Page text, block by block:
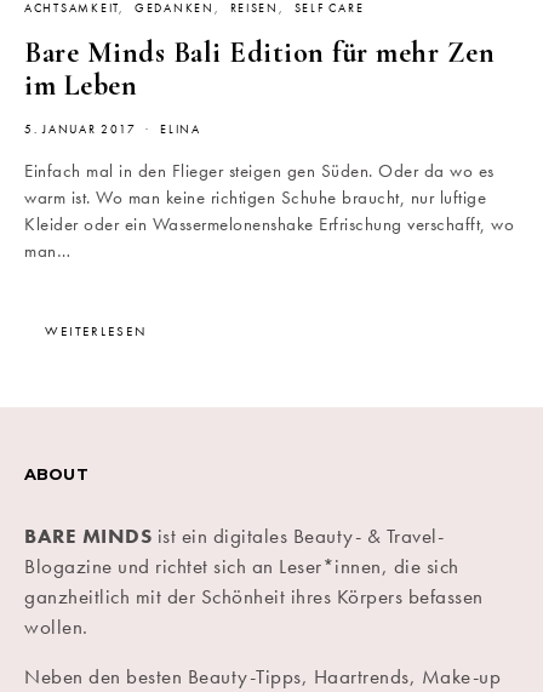
ACHTSAMKEIT GEDANKEN REISEN SELF CARE
Bare Minds Bali Edition für mehr Zen
im Leben
5. JANUAR 2017 ELINA
Einfach mal in den Flieger steigen gen Süden. Oder da wo es
warm ist. Wo man keine richtigen Schuhe braucht, nur luftige
Kleider oder ein Wassermelonenshake Erfrischung verschafft, wo
man…
WEITERLESEN
ABOUT
BARE MINDS ist ein digitales Beauty- & Travel-
Blogazine und richtet sich an Leser*innen, die sich
ganzheitlich mit der Schönheit ihres Körpers befassen
wollen.
Neben den besten Beauty-Tipps, Haartrends, Make-up